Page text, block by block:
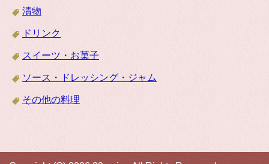
漬物
ドリンク
スイーツ・お菓子
ソース・ドレッシング・ジャム
その他の料理